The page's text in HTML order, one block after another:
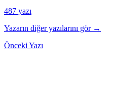
487 yazı
Yazarın diğer yazılarını gör →
Önceki Yazı